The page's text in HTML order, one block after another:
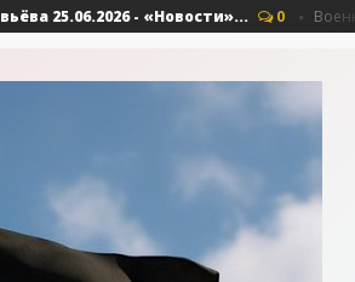
25.06.2026 - «Новости»... 0 Военные